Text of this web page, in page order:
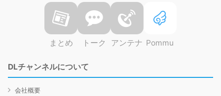
まとめ トーク アンテナ Pommu
DLチャンネルについて
会社概要